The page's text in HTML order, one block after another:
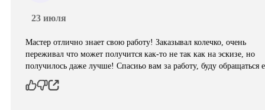
23 июля
Мастер отлично знает свою работу! Заказывал колечко, очень
переживал что может получится как-то не так как на эскизе, но
получилось даже лучше! Спасиьо вам за работу, буду обращаться